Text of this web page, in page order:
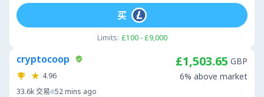
Limits: £100 - £9,000
买
cryptocoop
4.96
33.6k交易 52 mins ago
£1,503.65 GBP
6% above market